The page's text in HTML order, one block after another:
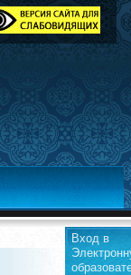
Вход в